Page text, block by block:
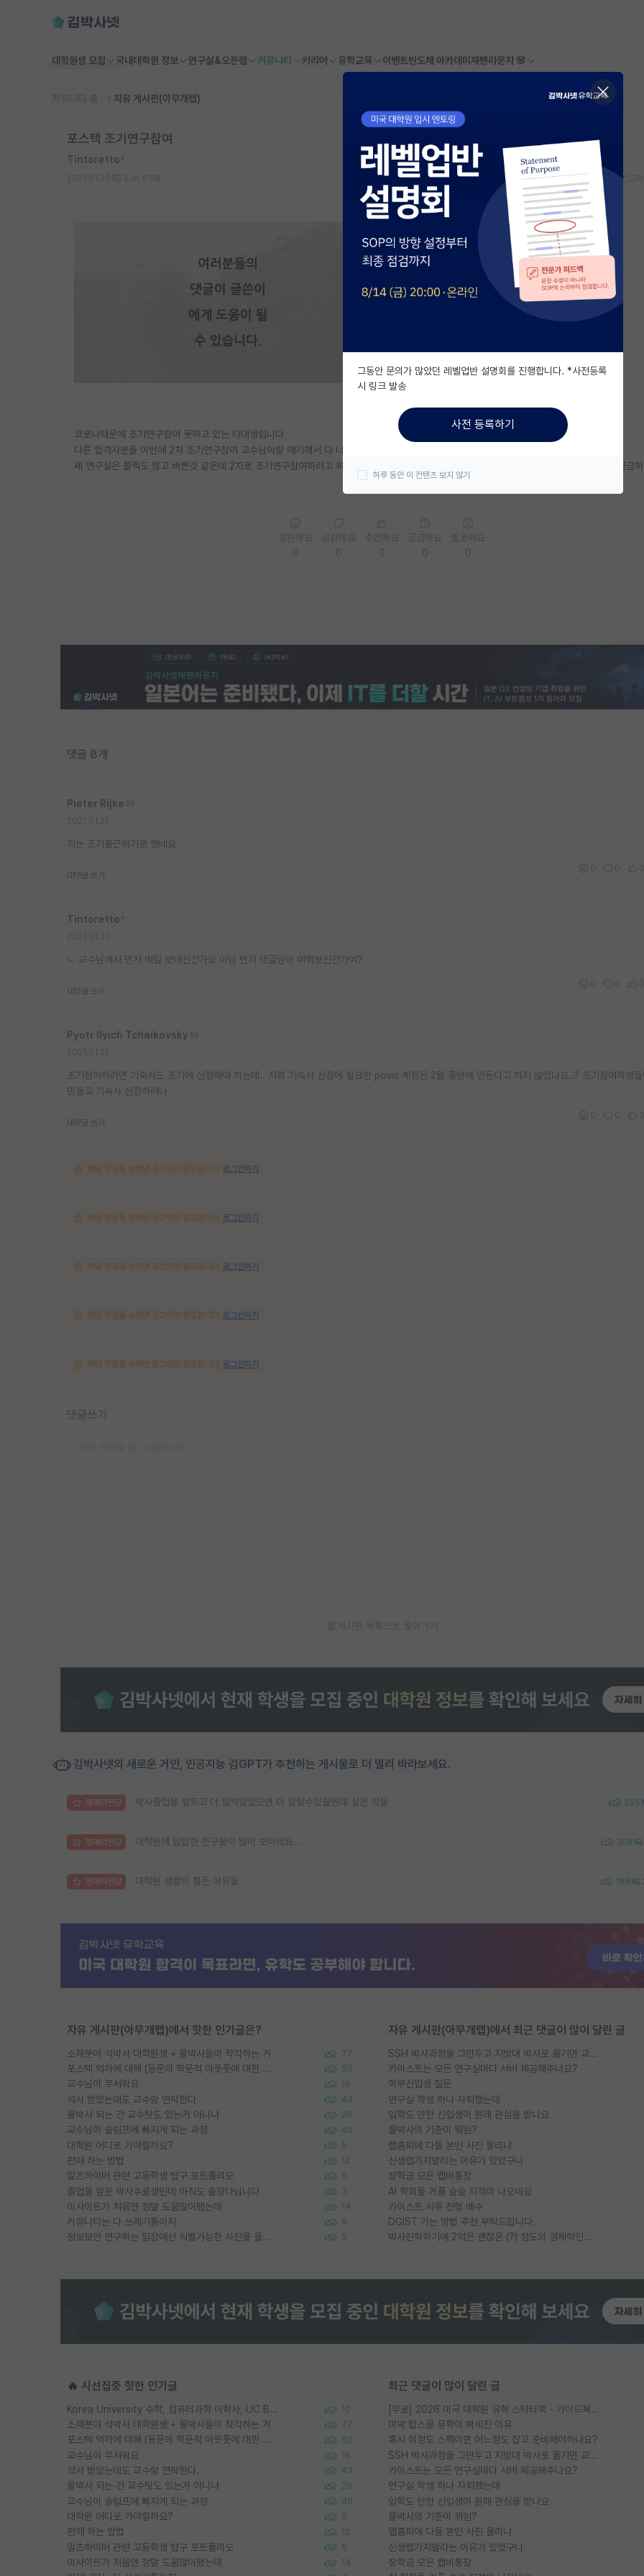
대학원생 모집 국내대학원 정보 연구실&오픈랩 커뮤니티 커리어 유학교육 이벤트반도체 아카데미 재팬라운지 🌸
커뮤니티 홈 자유 게시판(아무개랩)
포스텍 조기연구참여
Tintoretto
스크랩 신고
코로나때문에 조기연구참여 못하고 있는 타대생입니다
다른 합격자분들 이번에 2차 조기연구참여 교수님이랑 얘기해서 다 나가기로 했나요?
제 연구실은 플젝도 많고 바쁜것 같은데 2차로 조기연구참여하려고 하니 교수님이 그냥 설 쉬고 개강때 출근하라는데요.. 다른분들은 어떤지 궁금
댓글 8개
Pieter Rijke
저는 조기출근하기로 했네요
대댓글 쓰기
Tintoretto
ㄴ 교수님께서 먼저 메일 보내신건가요 아님 먼저 댓글님이 여쭤보신건가여?
대댓글 쓰기
Pyotr Ilyich Tchaikovsky
조기참여하려면 기숙사도 조기에 신청해야 하는데.. 저희 기숙사 신청에 필요한 povis 계정은 2월 중반에 만든다고 하지 않았나요..? 조기참여학생
만들고 기숙사 신청하려나
대댓글 쓰기
해당 댓글을 보려면 로그인이 필요합니다. 로그인하기
해당 댓글을 보려면 로그인이 필요합니다. 로그인하기
해당 댓글을 보려면 로그인이 필요합니다. 로그인하기
해당 댓글을 보려면 로그인이 필요합니다. 로그인하기
해당 댓글을 보려면 로그인이 필요합니다. 로그인하기
댓글쓰기
게시판 목록으로 돌아가기
김박사넷의 새로운 거인, 인공지능 김GPT가 추천하는 게시물로 더 멀리 바라보세요.
명예의전당 박사졸업을 앞두고 더 일찍알았으면 더 잘할수있을텐데 싶은 것들 295
명예의전당 대학원에 답답한 친구들이 많이 보이네요... 308
명예의전당 대학원 생활이 힘든 이유들 188
자유 게시판(아무개랩)에서 핫한 인기글은?
소재분야 석박사 대학원생 + 물박사들이 착각하는 거 72
포스텍 억까에 대해 (동문의 학문적 아웃풋에 대한 반박) 50
교수님이 무서워요 16
석사 받았는데도 교수랑 연락한다. 43
물박사 되는 건 교수탓도 있는거 아니냐 29
교수님이 슬럼프에 빠지게 되는 과정 40
대학원 어디로 가야할까요? 5
편애 하는 방법 12
알츠하이머 관련 고등학생 탐구 포트폴리오 5
졸업을 앞둔 박사수료생인데 아직도 출장다닙니다 3
이사이트가 처음엔 정말 도움많이됐는데 14
커뮤니티는 다 쓰레기통이지 6
정보보안 연구하는 입장에선 식별가능한 사진을 올리는건 비추이긴함 5
자유 게시판(아무개랩)에서 최근 댓글이 많이 달린 글
SSH 박사과정을 그만두고 지방대 박사로 옮기면 교수의 꿈은 끝일까요?
카이스트는 모든 연구실마다 서버 제공해주나요?
학부신입생 질문
연구실 학생 하나 자퇴했는데
입학도 안한 신입생이 원래 관심을 받나요
물박사의 기준이 뭐임?
랩홈피에 다들 본인 사진 올리냐
신생랩가지말라는 이유가 있었구나
장학금 모은 랩비통장
AI 학회들 거품 슬슬 지적이 나오네요
카이스트 서류 전형 배수
DGIST 가는 방법 추천 부탁드립니다.
박사진학하기에 2억은 괜찮은 (?) 정도의 경제력인가요
🔥 시선집중 핫한 인기글
Korea University 수학, 컴퓨터과학 이학사, UC Berkeley 산업공학 대학원 공학박사가 되는 것은 쉽지 않겠죠? 10
소재분야 석박사 대학원생 + 물박사들이 착각하는 거 72
포스텍 억까에 대해 (동문의 학문적 아웃풋에 대한 반박) 50
교수님이 무서워요 16
석사 받았는데도 교수랑 연락한다. 43
물박사 되는 건 교수탓도 있는거 아니냐 29
교수님이 슬럼프에 빠지게 되는 과정 40
대학원 어디로 가야할까요? 5
편애 하는 방법 12
알츠하이머 관련 고등학생 탐구 포트폴리오 5
이사이트가 처음엔 정말 도움많이됐는데 14
최근 댓글이 많이 달린 글
[무료] 2026 미국 대학원 유학 스타터팩 - 가이드북 & 합격자 컨택메일 템플릿
미박 탑스쿨 유학이 빡세진 이유
혹시 이정도 스펙이면 어느정도 잡고 준비해야하나요?
SSH 박사과정을 그만두고 지방대 박사로 옮기면 교수의 꿈은 끝일까요?
카이스트는 모든 연구실마다 서버 제공해주나요?
연구실 학생 하나 자퇴했는데
입학도 안한 신입생이 원래 관심을 받나요
물박사의 기준이 뭐임?
랩홈피에 다들 본인 사진 올리냐
신생랩가지말라는 이유가 있었구나
장학금 모은 랩비통장
그동안 문의가 많았던 레벨업반 설명회를 진행합니다. *사전등록
시 링크 발송
사전 등록하기
하루 동안 이 컨텐츠 보지 않기